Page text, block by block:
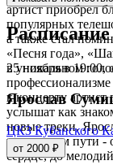
артист приобрел
популярных
а также стал
«Песня года»,
в уникальном
к концерту
услышат как
новые треки.
творческом пути -
сердце, до
Расписание
25 ноября в 19:00,
Ярослав
ЦКЗ Кубанского
от 2000 ₽